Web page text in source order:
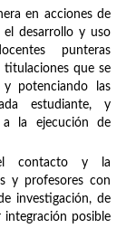
en acciones de
el desarrollo y uso
punteras
titulaciones que se
y potenciando las
estudiante, y
a la ejecución de
contacto y la
y profesores con
investigación, de
integración posible